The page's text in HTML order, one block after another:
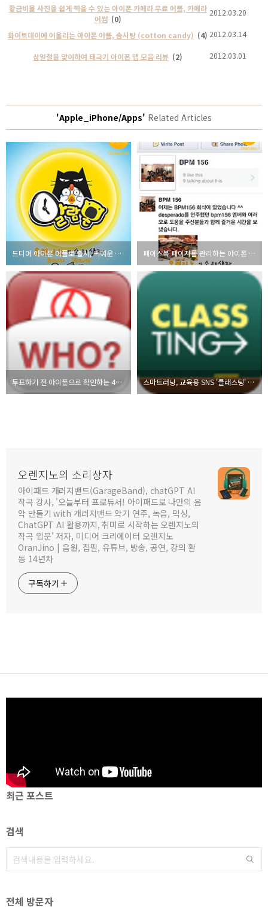
황금비율 사진을 쉽게 찍을 수 있는 아이폰 카메라 무료 어플, 카메라
어썸 (0)
2012.03.20
화이트데이에 어울리는 아이폰 어플, 솜사탕 (cotton candy) (4) 2012.03.14
삼일절을 맞이하여 태극기 아이폰 앱 모음 리뷰 (2) 2012.03.01
'Apple_iPhone/Apps' Related Articles
드디어 아이폰 어플로 출시, 귀여운 알람 어플 알람몬 리뷰 페이스북 페이지를 관리하는 아이폰 앱 Facebook Pages Manager 리뷰
투표하기 전 아이폰으로 확인하는 411총선앱 스마트러닝, 교육용 SNS '클래스팅' 아이폰 어플 리뷰
오렌지노의 소리상자
아이패드 개러지밴드(GarageBand), chatGPT AI
작곡 강사, '오늘부터 프로듀서! 아이패드로 나만의 음
악 만들기 with 개러지밴드 악기 연주, 녹음, 믹싱,
ChatGPT AI 활용까지, 취미로 시작하는 오렌지노의
작곡 입문' 저자, 미디어 크리에이터 오렌지노
OranJino | 음원, 집필, 유튜브, 방송, 공연, 강의 활
동 14년차
구독하기
최근 포스트
검색
전체 방문자